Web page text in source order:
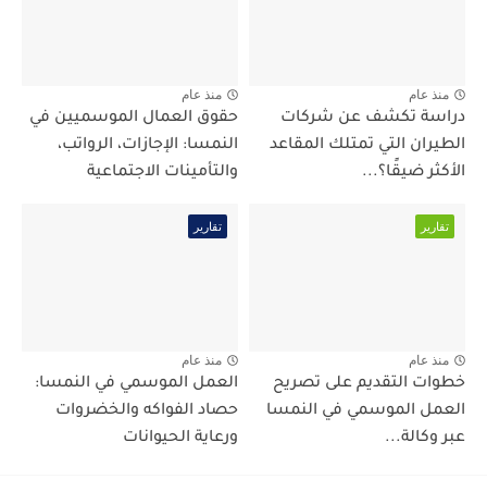
منذ عام
دراسة تكشف عن شركات
الطيران التي تمتلك المقاعد
الأكثر ضيقًا؟...
منذ عام
حقوق العمال الموسميين في
النمسا: الإجازات، الرواتب،
والتأمينات الاجتماعية
تقارير
منذ عام
خطوات التقديم على تصريح
العمل الموسمي في النمسا
عبر وكالة...
تقارير
منذ عام
العمل الموسمي في النمسا:
حصاد الفواكه والخضروات
ورعاية الحيوانات